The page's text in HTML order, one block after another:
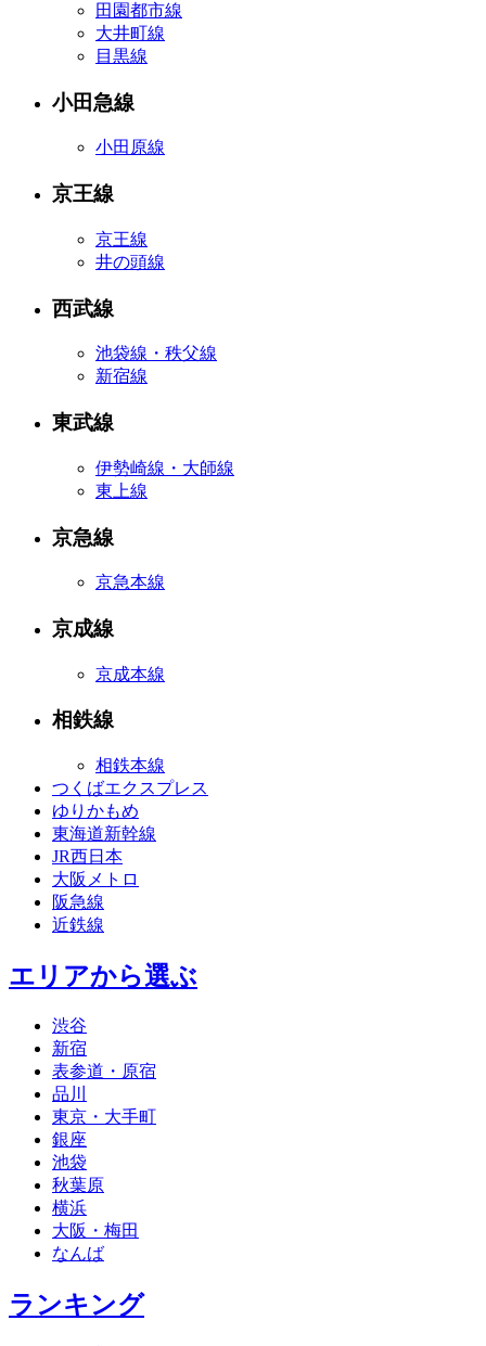
田園都市線
大井町線
目黒線
小田急線
小田原線
京王線
京王線
井の頭線
西武線
池袋線・秩父線
新宿線
東武線
伊勢崎線・大師線
東上線
京急線
京急本線
京成線
京成本線
相鉄線
相鉄本線
つくばエクスプレス
ゆりかもめ
東海道新幹線
JR西日本
大阪メトロ
阪急線
近鉄線
エリアから選ぶ
渋谷
新宿
表参道・原宿
品川
東京・大手町
銀座
池袋
秋葉原
横浜
大阪・梅田
なんば
ランキング